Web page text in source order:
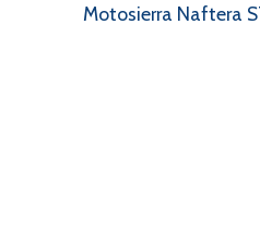
Motosierra Naftera